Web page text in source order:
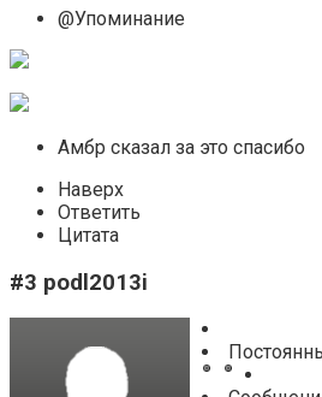
@Упоминание
Амбр сказал за это спасибо
Наверх
Ответить
Цитата
#3 podl2013i